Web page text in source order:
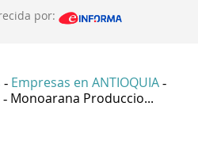
por:
- Empresas en ANTIOQUIA -
- Monoarana Produccio...